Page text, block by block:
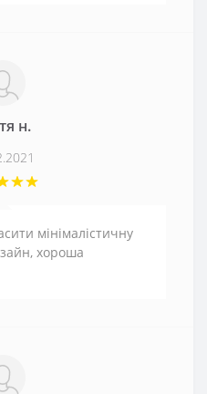
н.
мінімалістичну
хороша